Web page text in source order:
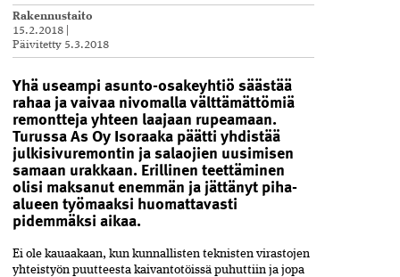
Rakennustaito
15.2.2018
Päivitetty 5.3.2018
Yhä useampi asunto-osakeyhtiö säästää
rahaa ja vaivaa nivomalla välttämättömiä
remontteja yhteen laajaan rupeamaan.
Turussa As Oy Isoraaka päätti yhdistää
julkisivuremontin ja salaojien uusimisen
samaan urakkaan. Erillinen teettäminen
olisi maksanut enemmän ja jättänyt piha-
alueen työmaaksi huomattavasti
pidemmäksi aikaa.
Ei ole kauaakaan, kun kunnallisten teknisten virastojen
yhteistyön puutteesta kaivantotöissä puhuttiin ja jopa